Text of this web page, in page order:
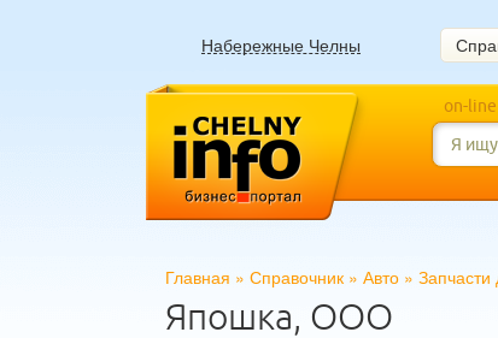
Набережные Челны
on-line
Главная » Справочник » Авто » Запчасти
Япошка, ООО